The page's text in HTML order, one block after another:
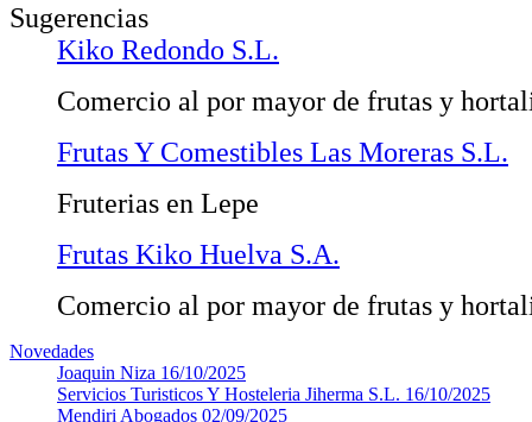
Sugerencias
Kiko Redondo S.L.
Comercio al por mayor de frutas y
Frutas Y Comestibles Las Moreras S.L.
Fruterias en Lepe
Frutas Kiko Huelva S.A.
Comercio al por mayor de frutas y
Novedades
Joaquin Niza 16/10/2025
Servicios Turisticos Y Hosteleria Jiherma S.L. 16/10/2025
Mendiri Abogados 02/09/2025